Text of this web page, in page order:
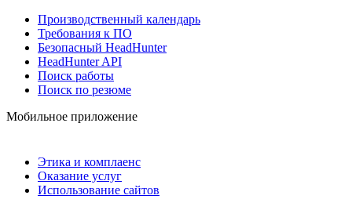
Производственный календарь
Требования к ПО
Безопасный HeadHunter
HeadHunter API
Поиск работы
Поиск по резюме
Мобильное приложение
Этика и комплаенс
Оказание услуг
Использование сайтов